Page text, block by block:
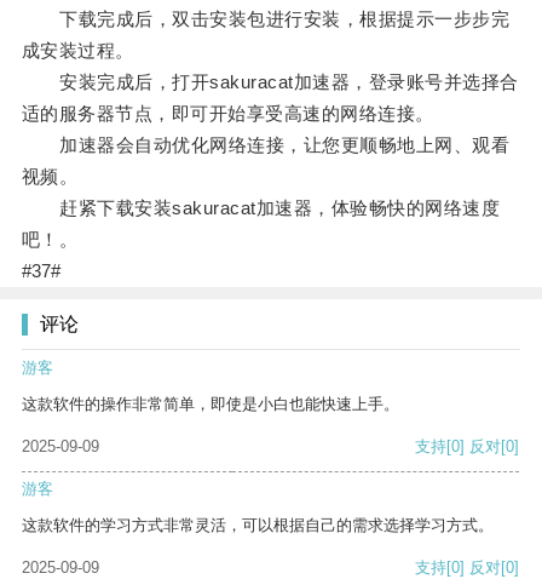
下载完成后，双击安装包进行安装，根据提示一步步完
成安装过程。
安装完成后，打开sakuracat加速器，登录账号并选择合
适的服务器节点，即可开始享受高速的网络连接。
加速器会自动优化网络连接，让您更顺畅地上网、观看
视频。
赶紧下载安装sakuracat加速器，体验畅快的网络速度
吧！。
#37#
评论
游客
这款软件的操作非常简单，即使是小白也能快速上手。
2025-09-09 支持[0] 反对[0]
游客
这款软件的学习方式非常灵活，可以根据自己的需求选择学习方式。
2025-09-09 支持[0] 反对[0]